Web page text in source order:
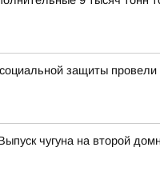
защиты провели
чугуна на второй